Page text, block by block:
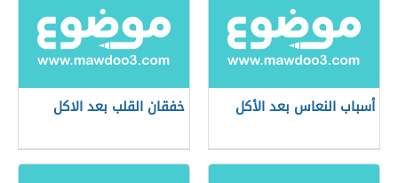
أسباب النعاس بعد الأكل خفقان القلب بعد الاكل